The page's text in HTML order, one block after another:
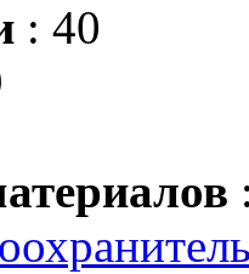
: 40